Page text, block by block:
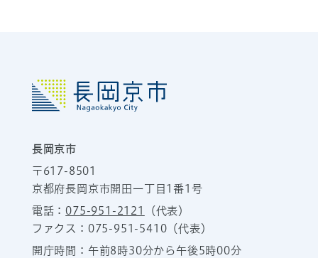
長岡京市
〒617-8501
京都府長岡京市開田一丁目1番1号
電話：075-951-2121
（代表）
ファクス：075-951-5410（代表）
開庁時間：午前8時30分から午後5時00分